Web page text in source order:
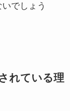
でしょう
れている理